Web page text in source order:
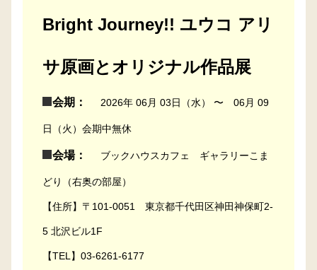
Bright Journey!! ユウコ アリ
サ原画とオリジナル作品展
会期： 2026年 06月 03日（水） 〜 06月 09
日（火）会期中無休
会場： ブックハウスカフェ ギャラリーこま
どり（右奥の部屋）
【住所】〒101-0051 東京都千代田区神田神保町2-
5 北沢ビル1F
【TEL】03-6261-6177